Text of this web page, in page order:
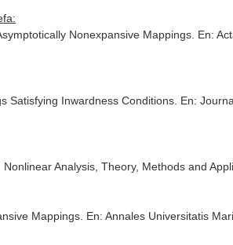
Nonexpansive Mappings. En:
Satisfying Inwardness Conditions. En:
Nonlinear Analysis, Theory, Methods and
Mappings. En: Annales Universitatis